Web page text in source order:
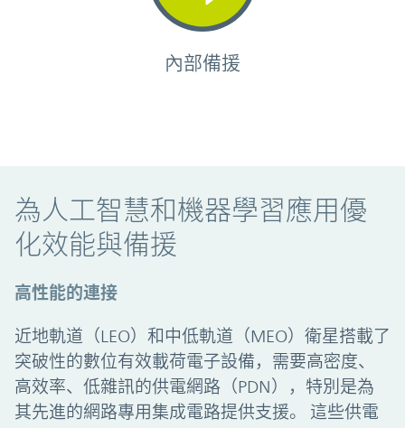
內部備援
為人工智慧和機器學習應用優化效能與備
為人工智慧和機器學習應用優
化效能與備援
高性能的連接
近地軌道（LEO）和中低軌道（MEO）衛星搭載了
突破性的數位有效載荷電子設備，需要高密度、
高效率、低雜訊的供電網路（PDN），特別是為
其先進的網路專用集成電路提供支援。 這些供電